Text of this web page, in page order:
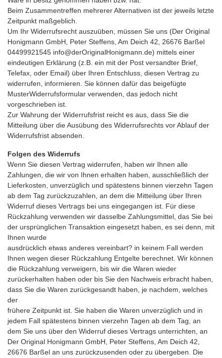
Beim Zusammentreffen mehrerer Alternativen ist der jeweils letzte
Zeitpunkt maßgeblich.
Um Ihr Widerrufsrecht auszuüben, müssen Sie uns (Der Original
Honigmann GmbH, Peter Steffens, Am Deich 42, 26676 Barßel
04499921545 info@derOriginalHonigmann.de) mittels einer
eindeutigen Erklärung (z.B. ein mit der Post versandter Brief,
Telefax, oder Email) über Ihren Entschluss, diesen Vertrag zu
widerrufen, informieren. Sie können dafür das beigefügte
MusterWiderrufsformular verwenden, das jedoch nicht
vorgeschrieben ist.
Zur Wahrung der Widerrufsfrist reicht es aus, dass Sie die
Mitteilung über die Ausübung des Widerrufsrechts vor Ablauf der
Widerrufsfrist absenden.
Folgen des Widerrufs
Wenn Sie diesen Vertrag widerrufen, haben wir Ihnen alle
Zahlungen, die wir von Ihnen erhalten haben, ausschließlich der
Lieferkosten, unverzüglich und spätestens binnen vierzehn Tagen
ab dem Tag zurückzuzahlen, an dem die Mitteilung über Ihren
Widerruf dieses Vertrags bei uns eingegangen ist. Für diese
Rückzahlung verwenden wir dasselbe Zahlungsmittel, das Sie bei
der ursprünglichen Transaktion eingesetzt haben, es sei denn, mit
Ihnen wurde
ausdrücklich etwas anderes vereinbart? in keinem Fall werden
Ihnen wegen dieser Rückzahlung Entgelte berechnet. Wir können
die Rückzahlung verweigern, bis wir die Waren wieder
zurückerhalten haben oder bis Sie den Nachweis erbracht haben,
dass Sie die Waren zurückgesandt haben, je nachdem, welches
der
frühere Zeitpunkt ist. Sie haben die Waren unverzüglich und in
jedem Fall spätestens binnen vierzehn Tagen ab dem Tag, an
dem Sie uns über den Widerruf dieses Vertrags unterrichten, an
Der Original Honigmann GmbH, Peter Steffens, Am Deich 42,
26676 Barßel an uns zurückzusenden oder zu übergeben. Die